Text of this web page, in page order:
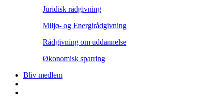
Juridisk rådgivning
Miljø- og Energirådgivning
Rådgivning om uddannelse
Økonomisk sparring
Bliv medlem